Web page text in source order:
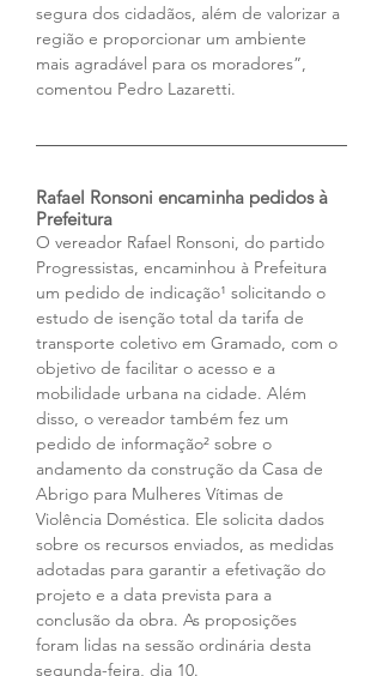
segura dos cidadãos, além de valorizar a
região e proporcionar um ambiente
mais agradável para os moradores”,
comentou Pedro Lazaretti.
Rafael Ronsoni encaminha pedidos à
Prefeitura
O vereador Rafael Ronsoni, do partido
Progressistas, encaminhou à Prefeitura
um pedido de indicação¹ solicitando o
estudo de isenção total da tarifa de
transporte coletivo em Gramado, com o
objetivo de facilitar o acesso e a
mobilidade urbana na cidade. Além
disso, o vereador também fez um
pedido de informação² sobre o
andamento da construção da Casa de
Abrigo para Mulheres Vítimas de
Violência Doméstica. Ele solicita dados
sobre os recursos enviados, as medidas
adotadas para garantir a efetivação do
projeto e a data prevista para a
conclusão da obra. As proposições
foram lidas na sessão ordinária desta
segunda-feira, dia 10.